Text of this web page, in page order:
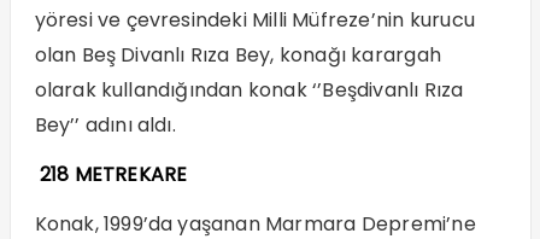
yöresi ve çevresindeki Milli Müfreze’nin kurucu
olan Beş Divanlı Rıza Bey, konağı karargah
olarak kullandığından konak ‘’Beşdivanlı Rıza
Bey’’ adını aldı.
218 METREKARE
Konak, 1999’da yaşanan Marmara Depremi’ne